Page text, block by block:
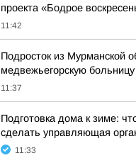
проекта «Бодрое
11:42
Подросток из Мурманской
медвежьегорскую
11:37
Подготовка дома к зиме:
сделать управляющая
11:33